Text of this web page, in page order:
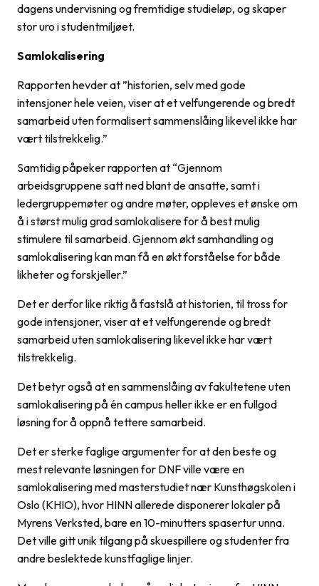
dagens undervisning og fremtidige studieløp, og skaper
stor uro i studentmiljøet.
Samlokalisering
Rapporten hevder at ”historien, selv med gode
intensjoner hele veien, viser at et velfungerende og bredt
samarbeid uten formalisert sammenslåing likevel ikke har
vært tilstrekkelig.”
Samtidig påpeker rapporten at “Gjennom
arbeidsgruppene satt ned blant de ansatte, samt i
ledergruppemøter og andre møter, oppleves et ønske om
å i størst mulig grad samlokalisere for å best mulig
stimulere til samarbeid. Gjennom økt samhandling og
samlokalisering kan man få en økt forståelse for både
likheter og forskjeller.”
Det er derfor like riktig å fastslå at historien, til tross for
gode intensjoner, viser at et velfungerende og bredt
samarbeid utensamlokaliseringlikevel ikke har vært
tilstrekkelig.
Det betyr også at en sammenslåing av fakultetene uten
samlokalisering på én campus heller ikke er en fullgod
løsning for å oppnå tettere samarbeid.
Det er sterke faglige argumenter for at den beste og
mest relevante løsningen for DNF ville være en
samlokalisering med masterstudiet nær Kunsthøgskolen i
Oslo (KHIO), hvor HINN allerede disponerer lokaler på
Myrens Verksted, bare en 10-minutters spasertur unna.
Det ville gitt unik tilgang på skuespillere og studenter fra
andre beslektede kunstfaglige linjer.